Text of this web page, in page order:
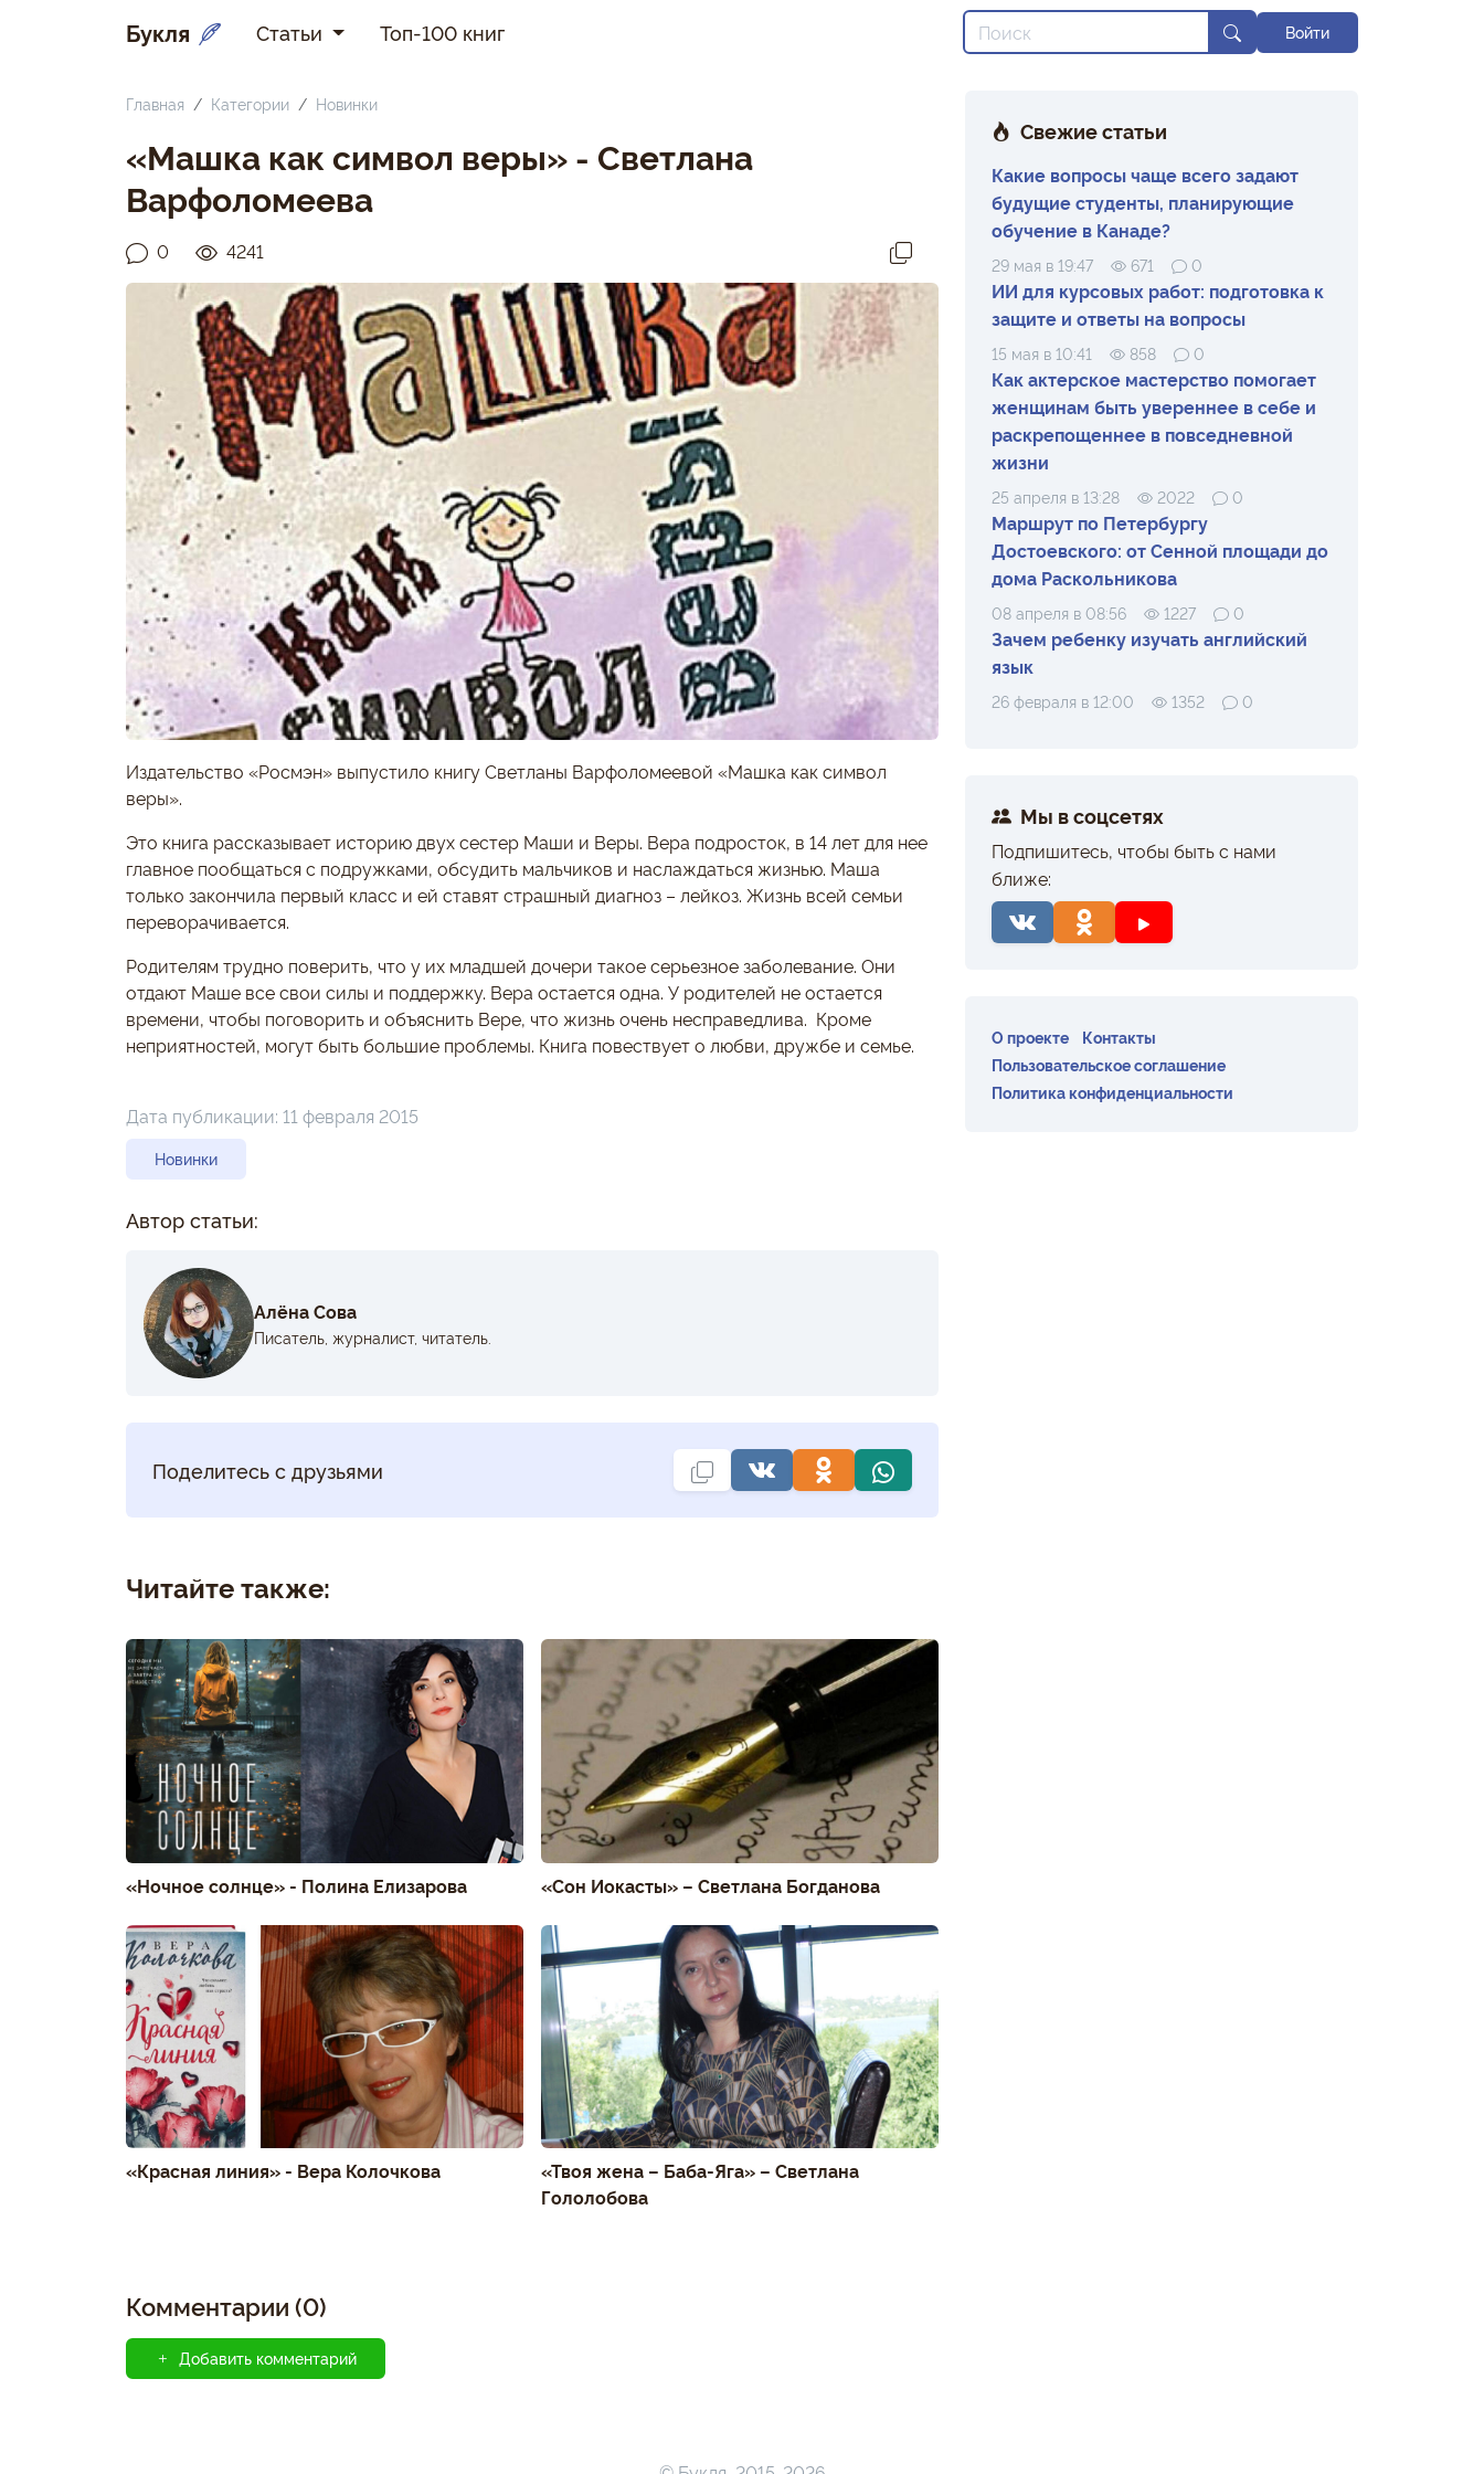
Букля Статьи Топ-100 книг Войти
Главная Категории Новинки
«Машка как символ веры» - Светлана
Варфоломеева
0 4241
Издательство «Росмэн» выпустило книгу Светланы Варфоломеевой «Машка как символ
веры».
Это книга рассказывает историю двух сестер Маши и Веры. Вера подросток, в 14 лет для нее
главное пообщаться с подружками, обсудить мальчиков и наслаждаться жизнью. Маша
только закончила первый класс и ей ставят страшный диагноз – лейкоз. Жизнь всей семьи
переворачивается.
Родителям трудно поверить, что у их младшей дочери такое серьезное заболевание. Они
отдают Маше все свои силы и поддержку. Вера остается одна. У родителей не остается
времени, чтобы поговорить и объяснить Вере, что жизнь очень несправедлива. Кроме
неприятностей, могут быть большие проблемы. Книга повествует о любви, дружбе и семье.
Дата публикации: 11 февраля 2015
Новинки
Автор статьи:
Алёна Сова
Писатель, журналист, читатель.
Поделитесь с друзьями
Читайте также:
«Ночное солнце» - Полина Елизарова «Сон Иокасты» – Светлана Богданова
«Красная линия» - Вера Колочкова
«Твоя жена – Баба-Яга» – Светлана
Гололобова
Комментарии (0)
Добавить комментарий
Свежие статьи
Какие вопросы чаще всего задают
будущие студенты, планирующие
обучение в Канаде?
29 мая в 19:47 671 0
ИИ для курсовых работ: подготовка к
защите и ответы на вопросы
15 мая в 10:41 858 0
Как актерское мастерство помогает
женщинам быть увереннее в себе и
раскрепощеннее в повседневной
жизни
25 апреля в 13:28 2022 0
Маршрут по Петербургу
Достоевского: от Сенной площади до
дома Раскольникова
08 апреля в 08:56 1227 0
Зачем ребенку изучать английский
язык
26 февраля в 12:00 1352 0
Мы в соцсетях
Подпишитесь, чтобы быть с нами
ближе:
О проекте
Контакты
Пользовательское соглашение
Политика конфиденциальности